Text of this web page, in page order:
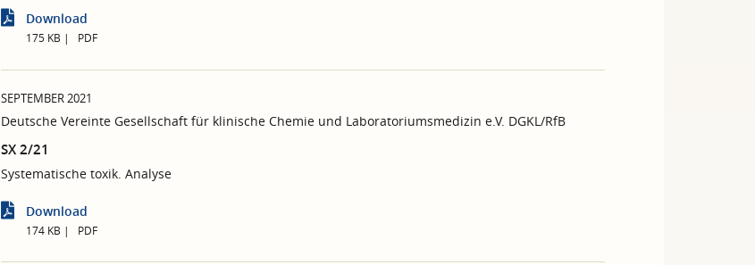
Download
175 KB PDF
SEPTEMBER 2021
Deutsche Vereinte Gesellschaft für klinische Chemie und Laboratoriumsmedizin e.V. DGKL/RfB
SX 2/21
Systematische toxik. Analyse
Download
174 KB PDF